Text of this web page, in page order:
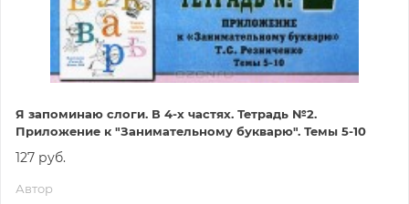
Я запоминаю слоги. В 4-х частях. Тетрадь №2.
Приложение к "Занимательному букварю". Темы 5-10
127 руб.
Автор